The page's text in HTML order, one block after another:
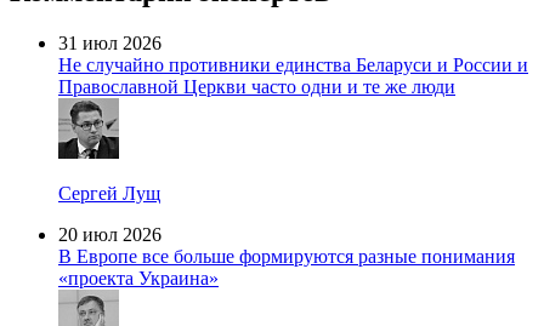
31 июл 2026
Не случайно противники единства Беларуси и России и
Православной Церкви часто одни и те же люди
Сергей Лущ
20 июл 2026
В Европе все больше формируются разные понимания
«проекта Украина»